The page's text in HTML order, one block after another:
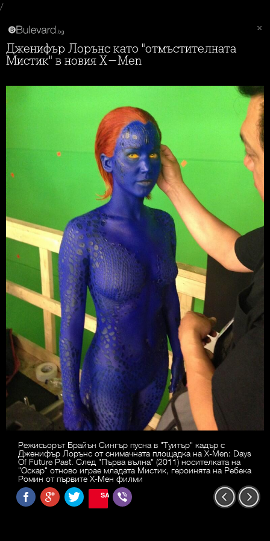
/
Дженифър Лорънс като "отмъстителната
Мистик" в новия X-Men
Режисьорът Брайън Сингър пусна в "Туитър" кадър с
Дженифър Лорънс от снимачната площадка на X-Men: Days
Of Future Past. След "Първа вълна" (2011) носителката на
"Оскар" отново играе младата Мистик, героинята на Ребека
Ромин от първите Х-Мен филми
SAVE